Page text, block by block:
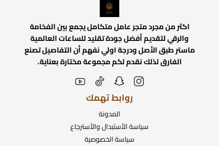
اكثر من مجرد متجر عامل متكامل يجمع بين الفخامة
والرقي لتقديم أفضل جودة تقليد للساعات العالمية
ماستر طبق الأصل ودرجة اولي نفهم أن التفاصيل تصنع
الفارق لذلك نقدم لكم مجموعة مختارة بعناية.
روابط تهمك
المدونة
سياسة الأستبدال والأسترجاع
سياسة الخصوصية